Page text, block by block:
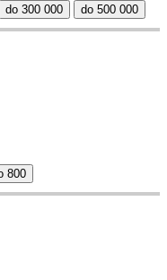
do 300 000 do 500 000
800